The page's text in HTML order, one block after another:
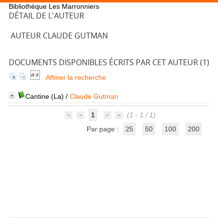
Bibliothèque Les Marronniers
DÉTAIL DE L'AUTEUR
AUTEUR CLAUDE GUTMAN
DOCUMENTS DISPONIBLES ÉCRITS PAR CET AUTEUR (1)
Affiner la recherche
Cantine (La) / Claude Gutman
1
(1 - 1 / 1)
Par page :
25 50 100 200